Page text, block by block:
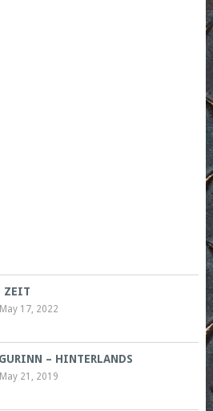
ZEIT
May 17, 2022
– HINTERLANDS
May 21, 2019